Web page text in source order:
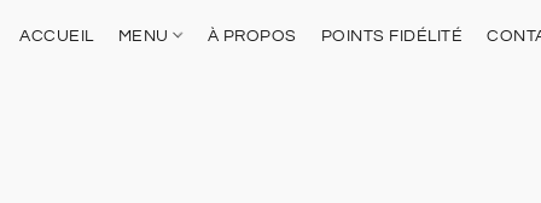
ACCUEIL MENU À PROPOS POINTS FIDÉLITÉ